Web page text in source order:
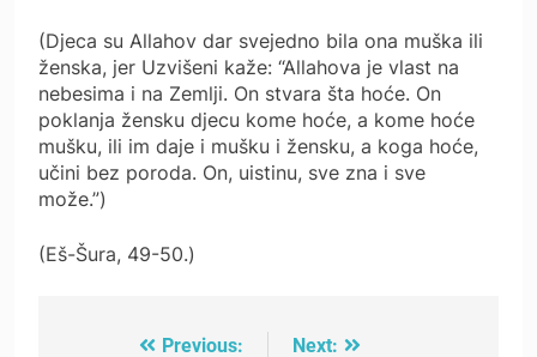
(Djeca su Allahov dar svejedno bila ona muška ili
ženska, jer Uzvišeni kaže: “Allahova je vlast na
nebesima i na Zemlji. On stvara šta hoće. On
poklanja žensku djecu kome hoće, a kome hoće
mušku, ili im daje i mušku i žensku, a koga hoće,
učini bez poroda. On, uistinu, sve zna i sve
može.”)
(Eš-Šura, 49-50.)
Previous:
Next: